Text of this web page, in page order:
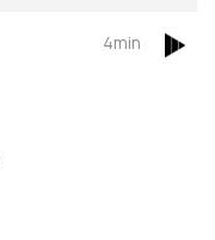
4min